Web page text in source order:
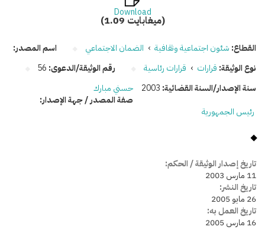
Download
(1.09 ميغابايت)
القطاع: شئون اجتماعية وثقافية › الضمان الاجتماعي
نوع الوثيقة: قرارات › قرارات رئاسية رقم الوثيقة/الدعوى: 56
سنة الإصدار/السنة القضائية: 2003
اسم المصدر:
حسني مبارك
صفة المصدر / جهة الإصدار:
رئيس الجمهورية
تاريخ إصدار الوثيقة / الحكم:
11 مارس 2003
تاريخ النشر:
26 مايو 2005
تاريخ العمل به:
16 مارس 2005